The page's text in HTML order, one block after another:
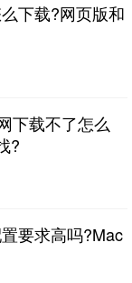
下载?网页版和
下载不了怎么
?
要求高吗?Mac